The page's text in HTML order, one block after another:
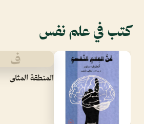
كتب في علم نفس
ف
المنطقة المثلى